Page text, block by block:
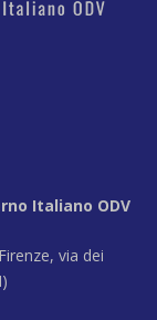
Italiano ODV
via dei